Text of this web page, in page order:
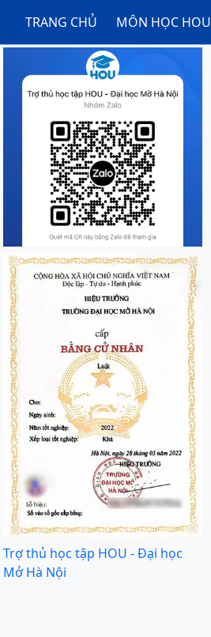
TRANG CHỦ MÔN HỌC HOU
Trợ thủ học tập HOU - Đại học
Mở Hà Nội